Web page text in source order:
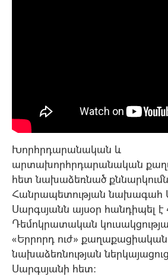
Խորհրդարանական և
արտախորհրդարանական
հետ նախաձեռնած
Հանրապետության նախագահ
Սարգսյանն այսօր հանդիպել
Դեմոկրատական
«Երրորդ ուժ» քաղաքացիական
նախաձեռնության
Սարգսյանի հետ: